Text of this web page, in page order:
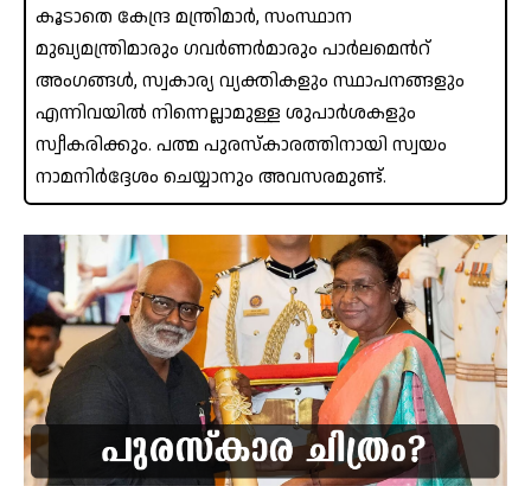
കൂടാതെ കേന്ദ്ര മന്ത്രിമാർ, സംസ്ഥാന
മുഖ്യമന്ത്രിമാരും ഗവർണർമാരും പാർലമെൻറ്
അംഗങ്ങൾ, സ്വകാര്യ വ്യക്തികളും സ്ഥാപനങ്ങളും
എന്നിവയിൽ നിന്നെല്ലാമുള്ള ശുപാർശകളും
സ്വീകരിക്കും. പത്മ പുരസ്‌കാരത്തിനായി സ്വയം
നാമനിർദ്ദേശം ചെയ്യാനും അവസരമുണ്ട്.